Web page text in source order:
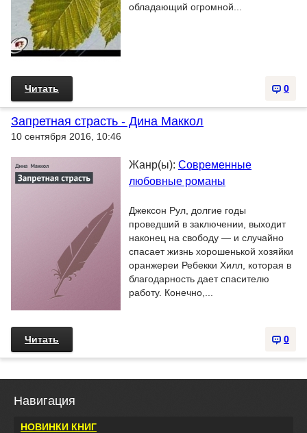
обладающий огромной...
0
Читать
Запретная страсть - Дина Маккол
10 сентября 2016, 10:46
Жанр(ы): Современные
любовные романы
Джексон Рул, долгие годы
проведший в заключении, выходит
наконец на свободу — и случайно
спасает жизнь хорошенькой хозяйки
оранжереи Ребекки Хилл, которая в
благодарность дает спасителю
работу. Конечно,...
0
Читать
Навигация
НОВИНКИ КНИГ